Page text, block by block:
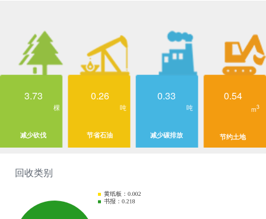
3.73
棵
减少砍伐
0.26
吨
节省石油
0.33
吨
减少碳排放
0.54
m3
节约土地
回收类别